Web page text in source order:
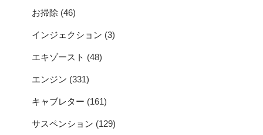
お掃除 (46)
インジェクション (3)
エキゾースト (48)
エンジン (331)
キャブレター (161)
サスペンション (129)